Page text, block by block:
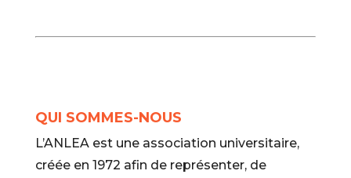
QUI SOMMES-NOUS
L’ANLEA est une association universitaire,
créée en 1972 afin de représenter, de